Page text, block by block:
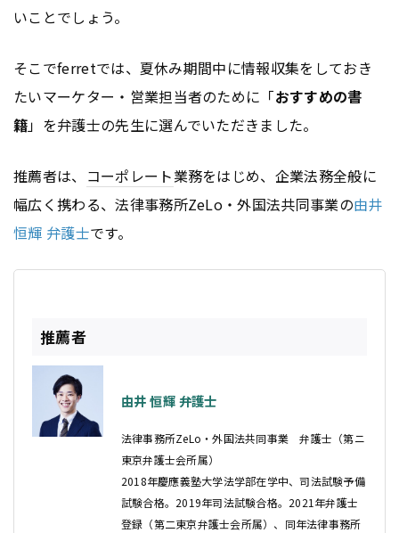
いことでしょう。
そこでferretでは、夏休み期間中に情報収集をしておき
たいマーケター・営業担当者のために「おすすめの書
籍」を弁護士の先生に選んでいただきました。
推薦者は、 コーポレート業務をはじめ、企業法務全般に
幅広く携わる、法律事務所ZeLo・外国法共同事業の由井
恒輝 弁護士です。
推薦者
由井 恒輝 弁護士
法律事務所ZeLo・外国法共同事業 弁護士（第ニ
東京弁護士会所属）
2018年慶應義塾⼤学法学部在学中、司法試験予備
試験合格。2019年司法試験合格。2021年弁護士
登録（第二東京弁護士会所属）、同年法律事務所